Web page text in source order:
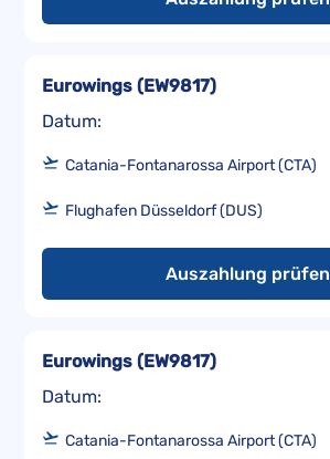
Datum:
Eurowings (EW9817)
Catania-Fontanarossa Airport (CTA)
Flughafen Düsseldorf (DUS)
Auszahlung prüfen
Datum:
Eurowings (EW9817)
Catania-Fontanarossa Airport (CTA)